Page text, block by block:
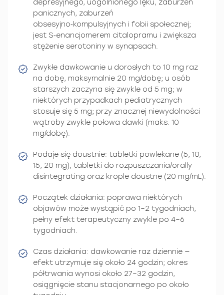
depresyjnego, uogólnionego lęku, zaburzeń
panicznych, zaburzeń
obsesyjno‑kompulsyjnych i fobii społecznej;
jest S‑enancjomerem citalopramu i zwiększa
stężenie serotoniny w synapsach.
Zwykłe dawkowanie u dorosłych to 10 mg raz
na dobę, maksymalnie 20 mg/dobę; u osób
starszych zaczyna się zwykle od 5 mg; w
niektórych przypadkach pediatrycznych
stosuje się 5 mg; przy znacznej niewydolności
wątroby zwykle połowa dawki (maks. 10
mg/dobę).
Podaje się doustnie: tabletki powlekane (5, 10,
15, 20 mg), tabletki do rozpuszczania/orally
disintegrating oraz krople doustne (20 mg/mL).
Początek działania: poprawa niektórych
objawów może wystąpić po 1–2 tygodniach,
pełny efekt terapeutyczny zwykle po 4–6
tygodniach.
Czas działania: dawkowanie raz dziennie —
efekt utrzymuje się około 24 godzin; okres
półtrwania wynosi około 27–32 godzin,
osiągnięcie stanu stacjonarnego po około